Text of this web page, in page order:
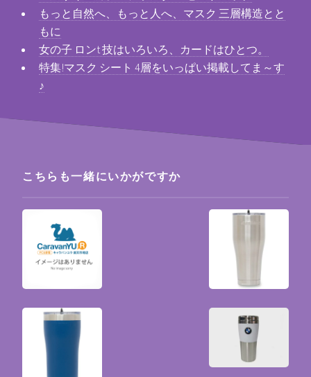
もっと自然へ、もっと人へ、マスク 三層構造とと
もに
女の子 ロンt 技はいろいろ、カードはひとつ。
特集!マスク シート 4層をいっぱい掲載してま～す
♪
こちらも一緒にいかがですか